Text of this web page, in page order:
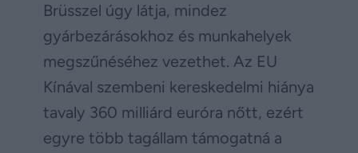
Brüsszel úgy látja, mindez
gyárbezárásokhoz és munkahelyek
megszűnéséhez vezethet. Az EU
Kínával szembeni kereskedelmi hiánya
tavaly 360 milliárd euróra nőtt, ezért
egyre több tagállam támogatná a